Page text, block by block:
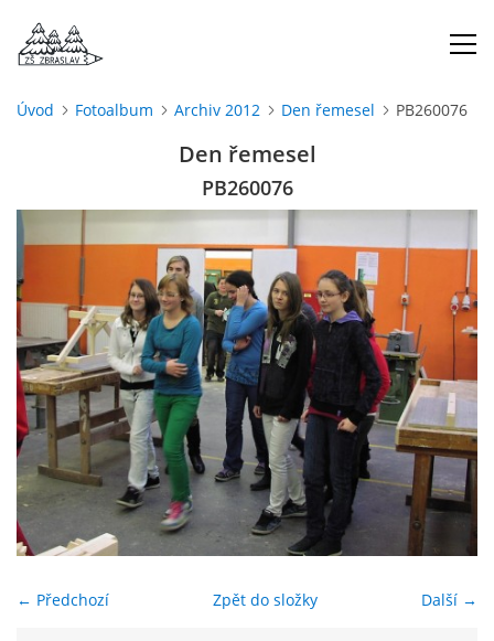
DOKUMENTY
ŠKOLSKÁ RADA
PROJEKTY
ENVIRONMENTÁLNÍ VÝCHOVA
FOTOALBUM
Úvod Fotoalbum Archiv 2012 Den řemesel PB260076
Den řemesel
PB260076
← Předchozí Další →
Zpět do složky